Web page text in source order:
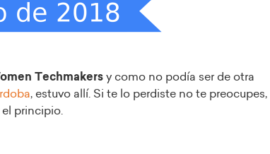
Techmakers y como no podía ser de otra
, estuvo allí. Si te lo perdiste no te preocupes,
principio.